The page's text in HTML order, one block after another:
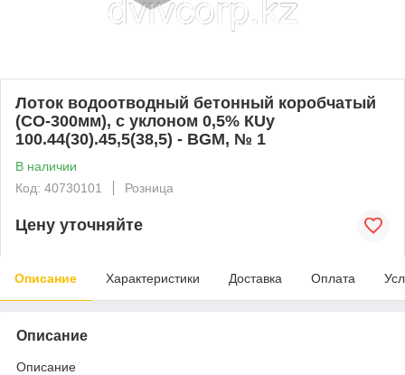
Лоток водоотводный бетонный коробчатый
(СО-300мм), с уклоном 0,5% КUу
100.44(30).45,5(38,5) - BGМ, № 1
В наличии
Код: 40730101
Розница
Цену уточняйте
Описание Характеристики Доставка Оплата
Описание
Описание